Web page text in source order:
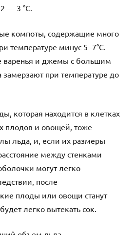
— 3 °С.
компоты, содержащие много
температуре минус 5 -7°С.
варенья и джемы с большим
замерзают при температуре до
которая находится в клетках
плодов и овощей, тоже
льда, и, если их размеры
между стенками
могут легко
после
плоды или овощи станут
легко вытекать сок.